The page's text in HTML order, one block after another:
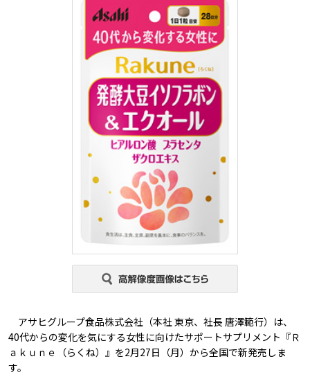
アサヒグループ食品株式会社（本社 東京、社長 唐澤範行）は、
40代からの変化を気にする女性に向けたサポートサプリメント『Ｒ
ａｋｕｎｅ（らくね）』を2月27日（月）から全国で新発売しま
す。